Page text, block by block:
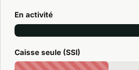
En activité
Caisse seule (SSI)